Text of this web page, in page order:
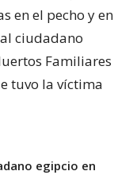
en el pecho y en
ciudadano
Familiares
tuvo la víctima
egipcio en